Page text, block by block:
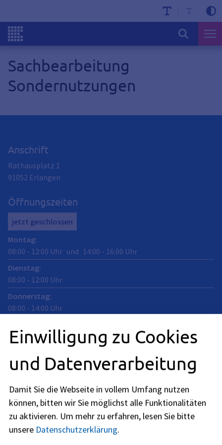
Sachbearbeitung
Sondernutzungen
Anschrift
Rathausplatz 1
91052 Erlangen
Öffnungszeiten
jetzt geschlossen
Montag:
08:00 - 12:00 Uhr und 14:00 - 16:00 Uhr
Dienstag:
08:00 - 12:00 Uhr
Donnerstag:
08:00 - 14:00 Uhr
08:00-12:00 Uhr
möglich. Nehmen Sie Kontakt mit uns per Telefon, E-Mail
Telefonische Erreichbarkeit:
Montag: 08:00 - 16:00 Uhr
Dienstag bis Donnerstag: 08:00 - 15:30 Uhr
Einwilligung zu Cookies
und Datenverarbeitung
Damit Sie die Webseite in vollem Umfang nutzen
können, bitten wir Sie möglichst alle Funktionalitäten
zu aktivieren. Um mehr zu erfahren, lesen Sie bitte
unsere Datenschutzerklärung.